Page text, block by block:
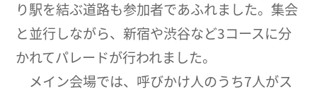
り駅を結ぶ道路も参加者であふれました。集会
と並行しながら、新宿や渋谷など3コースに分
かれてパレードが行われました。
メイン会場では、呼びかけ人のうち7人がス